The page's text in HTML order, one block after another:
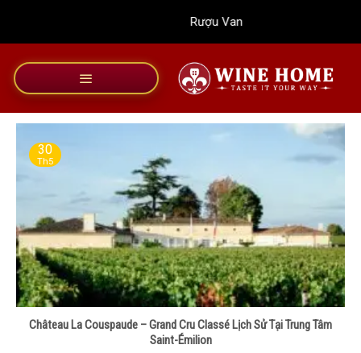
dung
Rượu Vang Wine Home
Château La Couspaude – Grand Cru Classé Lịch Sử Tại Trung Tâm
Saint-Émilion
30
Th5